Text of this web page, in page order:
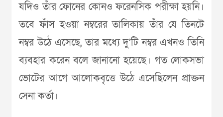
যদিও তাঁর ফোনের কোনও ফরেনসিক পরীক্ষা হয়নি।
তবে ফাঁস হওয়া নম্বরের তালিকায় তাঁর যে তিনটে
নম্বর উঠে এসেছে, তার মধ্যে দু’টি নম্বর এখনও তিনি
ব্যবহার করেন বলে জানানো হয়েছে। গত লোকসভা
ভোটের আগে আলোকবৃত্তে উঠে এসেছিলেন প্রাক্তন
সেনা কর্তা।